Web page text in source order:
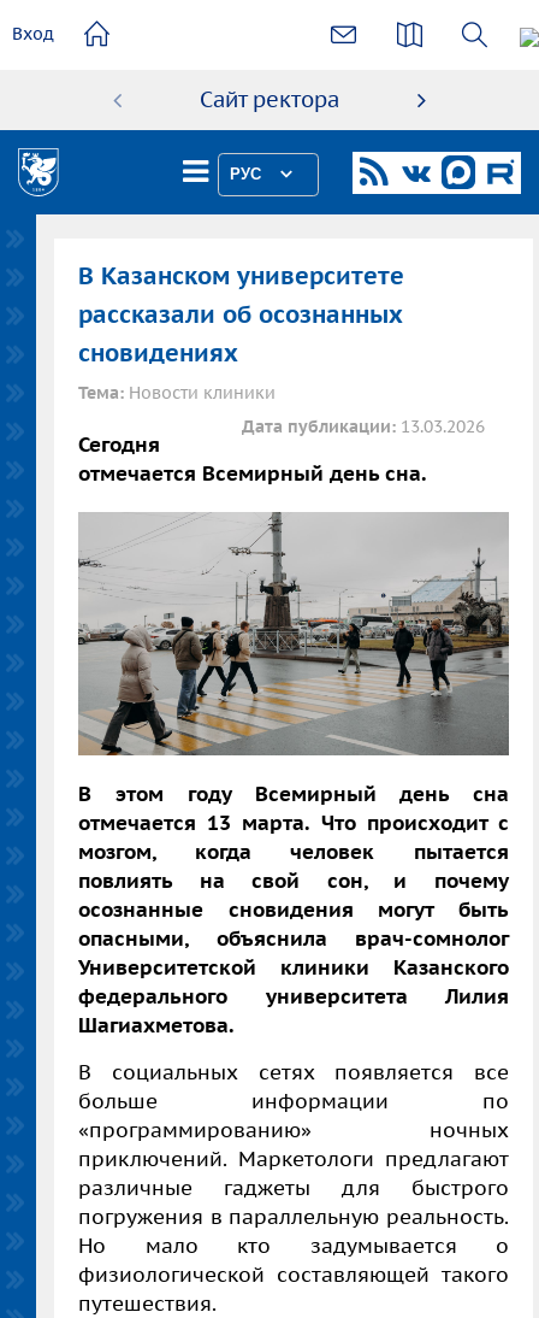
содержанию
Вход
Сайт ректора
РУС
В Казанском университете
рассказали об осознанных
сновидениях
Тема: Новости клиники
Дата публикации: 13.03.2026
Сегодня
отмечается Всемирный день сна.
В этом году Всемирный день сна
отмечается 13 марта. Что происходит с
мозгом, когда человек пытается
повлиять на свой сон, и почему
осознанные сновидения могут быть
опасными, объяснила врач-сомнолог
Университетской клиники Казанского
федерального университета Лилия
Шагиахметова.
В социальных сетях появляется все
больше информации по
«программированию» ночных
приключений. Маркетологи предлагают
различные гаджеты для быстрого
погружения в параллельную реальность.
Но мало кто задумывается о
физиологической составляющей такого
путешествия.